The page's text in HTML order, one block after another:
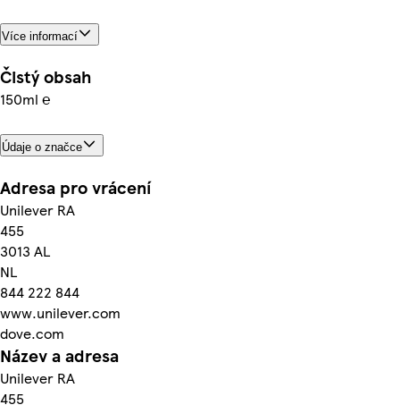
Více informací
Čistý obsah
150ml ℮
Údaje o značce
Adresa pro vrácení
Unilever RA
455
3013 AL
NL
844 222 844
www.unilever.com
dove.com
Název a adresa
Unilever RA
455